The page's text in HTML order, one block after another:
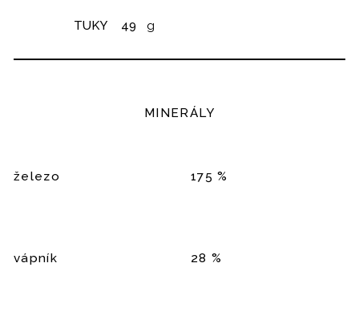
TUKY 49 g
MINERÁLY
železo 175 %
vápník 28 %